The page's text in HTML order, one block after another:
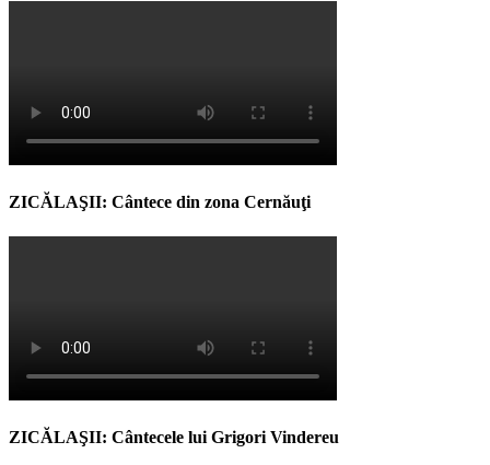
ZICĂLAŞII: Cântece din zona Cernăuţi
ZICĂLAŞII: Cântecele lui Grigori Vindereu